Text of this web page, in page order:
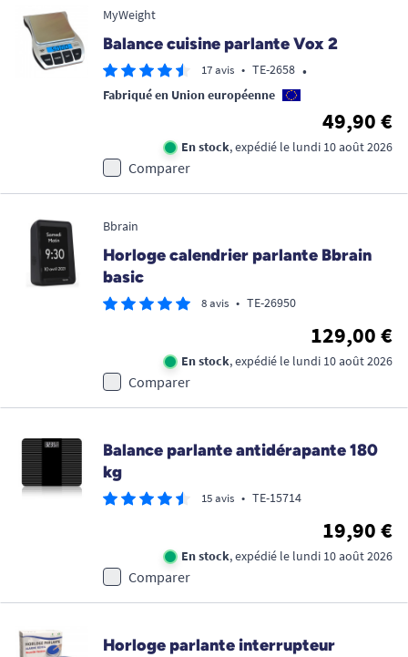
MyWeight
Balance cuisine parlante Vox 2
17 avis • TE-2658 •
Fabriqué en Union européenne
49,90 €
En stock, expédié le lundi 10 août 2026
Comparer
Bbrain
Horloge calendrier parlante Bbrain
basic
8 avis • TE-26950
129,00 €
En stock, expédié le lundi 10 août 2026
Comparer
Balance parlante antidérapante 180
kg
15 avis • TE-15714
19,90 €
En stock, expédié le lundi 10 août 2026
Comparer
Horloge parlante interrupteur